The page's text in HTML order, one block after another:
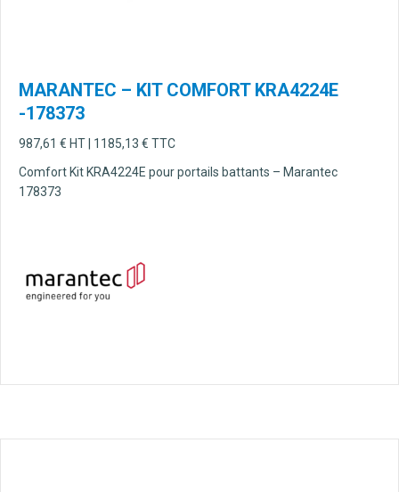
MARANTEC – KIT COMFORT KRA4224E
-178373
987,61 € HT | 1185,13 € TTC
Comfort Kit KRA4224E pour portails battants – Marantec
178373